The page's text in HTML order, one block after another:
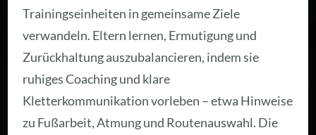
Trainingseinheiten in gemeinsame Ziele
verwandeln. Eltern lernen, Ermutigung und
Zurückhaltung auszubalancieren, indem sie
ruhiges Coaching und klare
Kletterkommunikation vorleben – etwa Hinweise
zu Fußarbeit, Atmung und Routenauswahl. Die